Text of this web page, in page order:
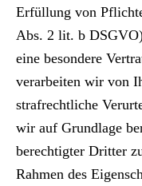
Erfüllung von
Abs. 2 lit. b
eine besondere
verarbeiten wir von
strafrechtliche
wir auf Grundlage
berechtigter Dritter
Rahmen des